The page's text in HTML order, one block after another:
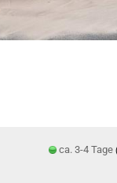
ca. 3-4 Tage